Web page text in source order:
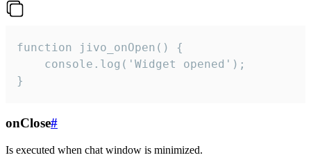
function jivo_onOpen() {
    console.log('Widget opened');
}
onClose#
Is executed when chat window is minimized.